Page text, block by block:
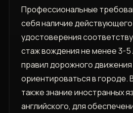
Профессиональные
себя наличие
удостоверения
стаж вождения не менее 3-5
правил дорожного
ориентироваться в городе.
также знание иностранных
английского, для